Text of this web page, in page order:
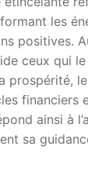
les
positives.
ceux qui
prospérité,
financiers
ainsi à
sa